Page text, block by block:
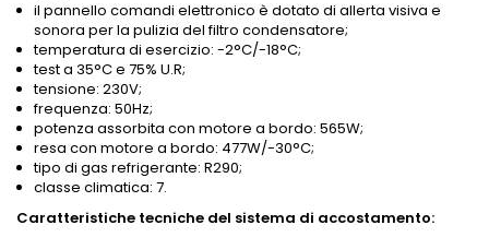
il pannello comandi elettronico è dotato di allerta visiva e
sonora per la pulizia del filtro condensatore;
temperatura di esercizio: -2°C/-18°C;
test a 35°C e 75% U.R;
tensione: 230V;
frequenza: 50Hz;
potenza assorbita con motore a bordo: 565W;
resa con motore a bordo: 477W/-30°C;
tipo di gas refrigerante: R290;
classe climatica: 7.
Caratteristiche tecniche del sistema di accostamento: